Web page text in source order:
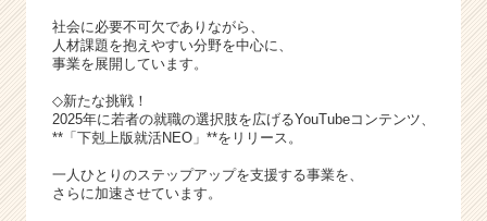
社会に必要不可欠でありながら、
人材課題を抱えやすい分野を中心に、
事業を展開しています。
◇新たな挑戦！
2025年に若者の就職の選択肢を広げるYouTubeコンテンツ、
**「下剋上版就活NEO」**をリリース。
一人ひとりのステップアップを支援する事業を、
さらに加速させています。